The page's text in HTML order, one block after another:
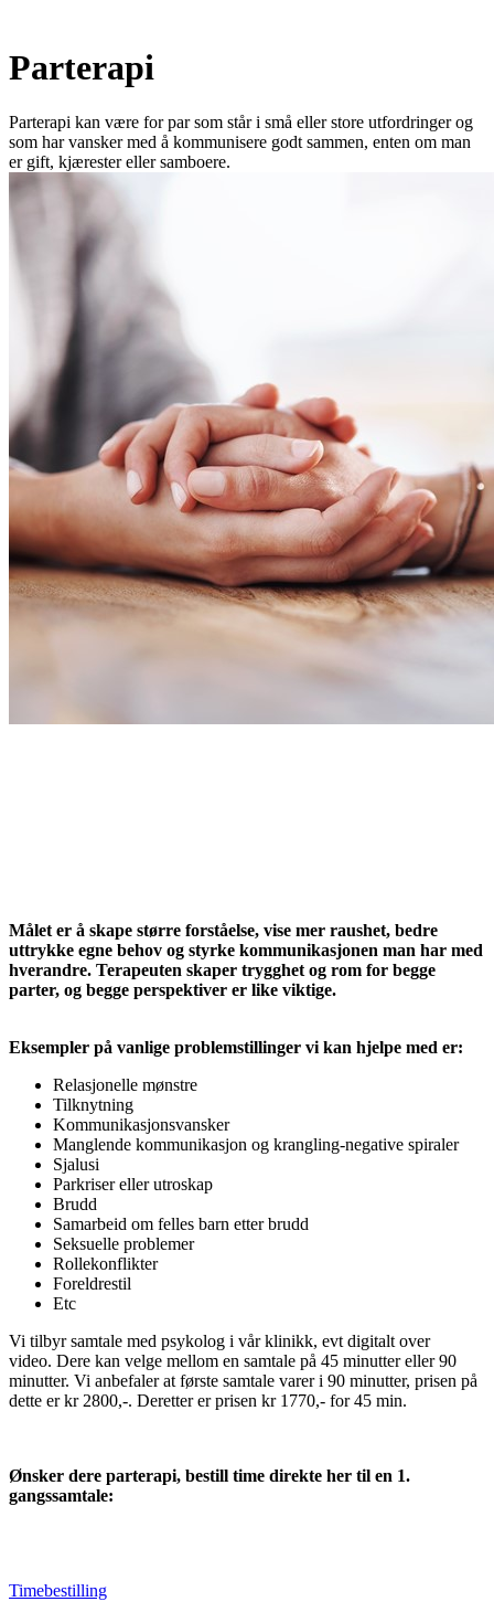
Parterapi
Parterapi kan være for par som står i små eller store utfordringer og
som har vansker med å kommunisere godt sammen, enten om man
er gift, kjærester eller samboere.
Målet er å skape større forståelse, vise mer raushet, bedre
uttrykke egne behov og styrke kommunikasjonen man har med
hverandre. Terapeuten skaper trygghet og rom for begge
parter, og begge perspektiver er like viktige.
Eksempler på vanlige problemstillinger vi kan hjelpe med er:
Relasjonelle mønstre
Tilknytning
Kommunikasjonsvansker
Manglende kommunikasjon og krangling-negative spiraler
Sjalusi
Parkriser eller utroskap
Brudd
Samarbeid om felles barn etter brudd
Seksuelle problemer
Rollekonflikter
Foreldrestil
Etc
Vi tilbyr samtale med psykolog i vår klinikk, evt digitalt over
video. Dere kan velge mellom en samtale på 45 minutter eller 90
minutter. Vi anbefaler at første samtale varer i 90 minutter, prisen på
dette er kr 2800,-. Deretter er prisen kr 1770,- for 45 min.
Ønsker dere parterapi, bestill time direkte her til en 1.
gangssamtale:
Timebestilling